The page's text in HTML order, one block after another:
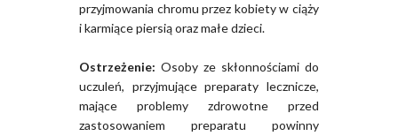
przyjmowania chromu przez kobiety w ciąży
i karmiące piersią oraz małe dzieci.
Ostrzeżenie: Osoby ze skłonnościami do
uczuleń, przyjmujące preparaty lecznicze,
mające problemy zdrowotne przed
zastosowaniem preparatu powinny